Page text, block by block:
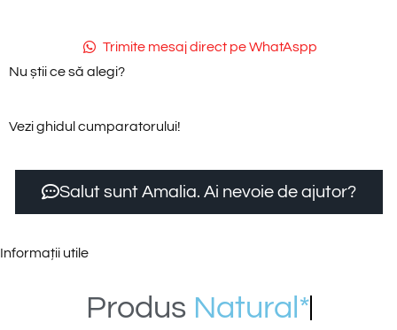
Trimite mesaj direct pe WhatAspp
Nu știi ce să alegi?
Vezi ghidul cumparatorului!
Salut sunt Amalia. Ai nevoie de ajutor?
Informații utile
Produs Natura *